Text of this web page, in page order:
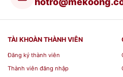
TÀI KHOÀN THÀNH VIÊN
Đăng ký thành viên
Thành viên đăng nhập